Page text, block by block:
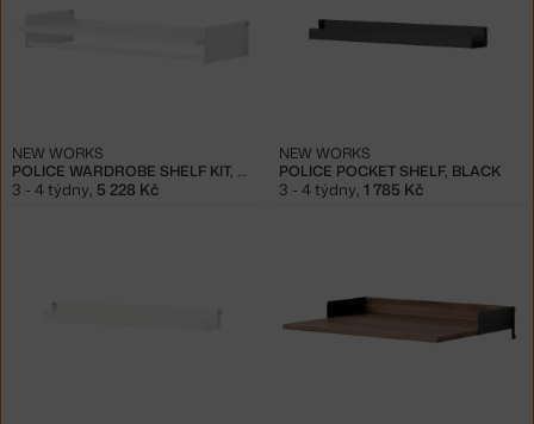
POLICE WARDROBE SHELF KIT, WHITE/WHITE
NEW WORKS
3 - 4 týdny, 5 228 Kč
POLICE POCKET SHELF, BLACK
NEW WORKS
3 - 4 týdny, 1 785 Kč